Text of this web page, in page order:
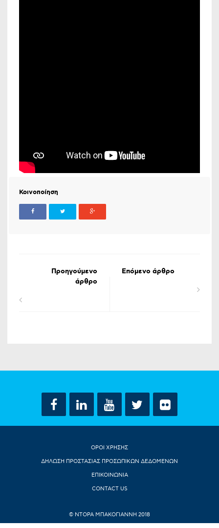
Κοινοποίηση
Προηγούμενο
άρθρο
Επόμενο άρθρο
ΟΡΟΙ ΧΡΗΣΗΣ
ΔΗΛΩΣΗ ΠΡΟΣΤΑΣΙΑΣ ΠΡΟΣΩΠΙΚΩΝ ΔΕΔΟΜΕΝΩΝ
ΕΠΙΚΟΙΝΩΝΙΑ
CONTACT US
© ΝΤΟΡΑ ΜΠΑΚΟΓΙΑΝΝΗ 2018